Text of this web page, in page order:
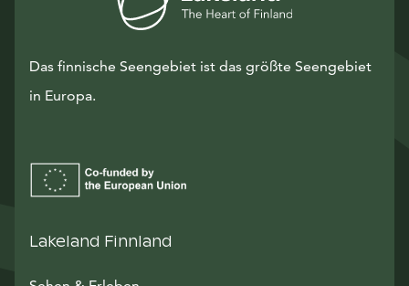
Das finnische Seengebiet ist das größte Seengebiet
in Europa.
Lakeland Finnland